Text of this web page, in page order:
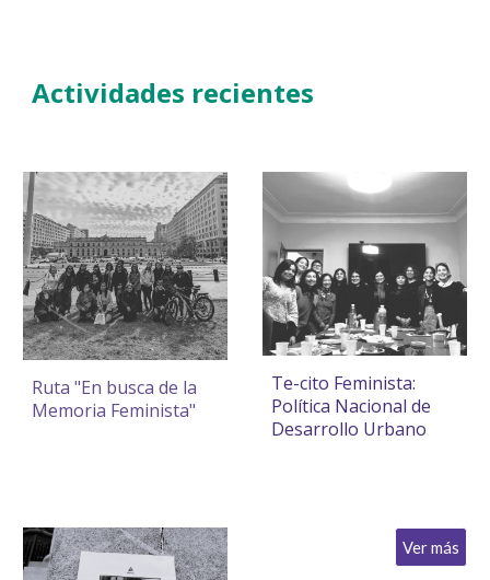
Actividades recientes
Ruta "En busca de la
Memoria Feminista"
Te-cito Feminista:
Política Nacional de
Desarrollo Urbano
Ver más